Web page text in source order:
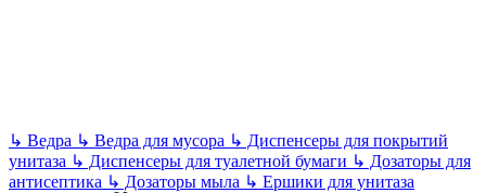
↳ Ведра ↳ Ведра для мусора ↳ Диспенсеры для покрытий
унитаза ↳ Диспенсеры для туалетной бумаги ↳ Дозаторы для
антисептика ↳ Дозаторы мыла ↳ Ершики для унитаза